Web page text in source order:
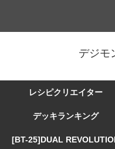
デジモ
レシピクリエイター
デッキランキング
[BT-25]DUAL